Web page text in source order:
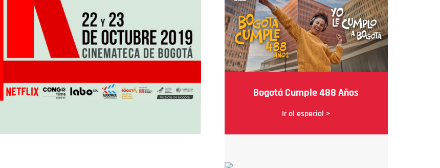
Bogotá Cumple 488 Años
Ir al especial >